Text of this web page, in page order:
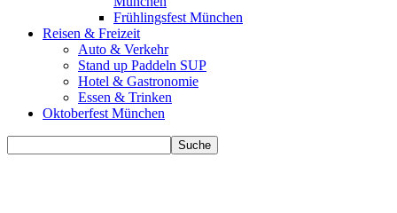
Frühlingsfest München
Reisen & Freizeit
Auto & Verkehr
Stand up Paddeln SUP
Hotel & Gastronomie
Essen & Trinken
Oktoberfest München